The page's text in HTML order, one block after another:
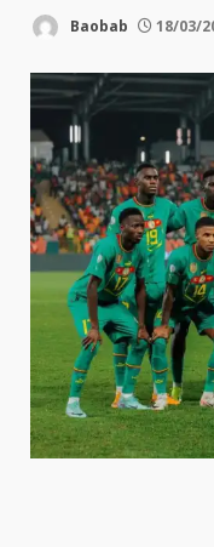
Baobab 18/03/